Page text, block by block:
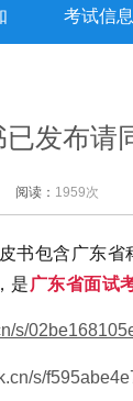
考试信息
发布请
阅读： 1959次
书包含广东
是广东省面试
s/
s/